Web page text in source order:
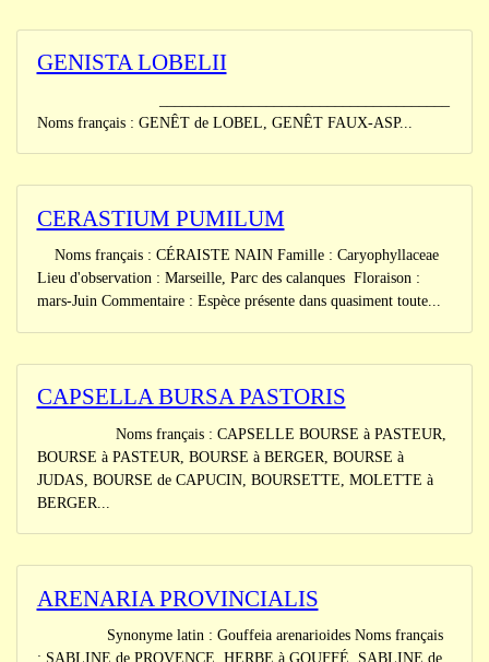
GENISTA LOBELII
Noms français : GENÊT de LOBEL, GENÊT FAUX-ASP...
CERASTIUM PUMILUM
Noms français : CÉRAISTE NAIN Famille : Caryophyllaceae
Lieu d'observation : Marseille, Parc des calanques Floraison :
mars-Juin Commentaire : Espèce présente dans quasiment toute...
CAPSELLA BURSA PASTORIS
Noms français : CAPSELLE BOURSE à PASTEUR,
BOURSE à PASTEUR, BOURSE à BERGER, BOURSE à
JUDAS, BOURSE de CAPUCIN, BOURSETTE, MOLETTE à
BERGER...
ARENARIA PROVINCIALIS
Synonyme latin : Gouffeia arenarioides Noms français
: SABLINE de PROVENCE, HERBE à GOUFFÉ, SABLINE de